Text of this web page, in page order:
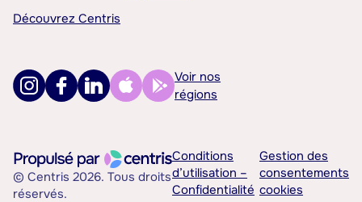
Découvrez Centris
Voir nos
régions
© Centris 2026. Tous droits
réservés.
Conditions
d’utilisation –
Confidentialité
Gestion des
consentements
cookies